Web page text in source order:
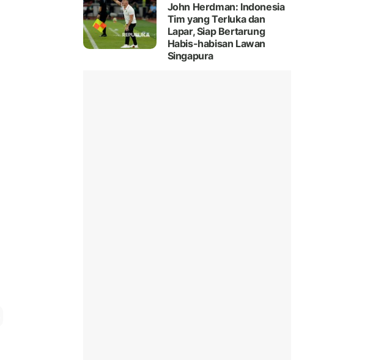
John Herdman: Indonesia
Tim yang Terluka dan
Lapar, Siap Bertarung
Habis-habisan Lawan
Singapura